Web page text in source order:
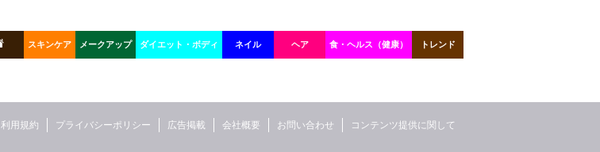
スキンケア メークアップ ダイエット・ボディ ネイル ヘア 食・ヘルス（健康） トレンド
コンテンツ提供に関して
お問い合わせ
会社概要
広告掲載
プライバシーポリシー
利用規約